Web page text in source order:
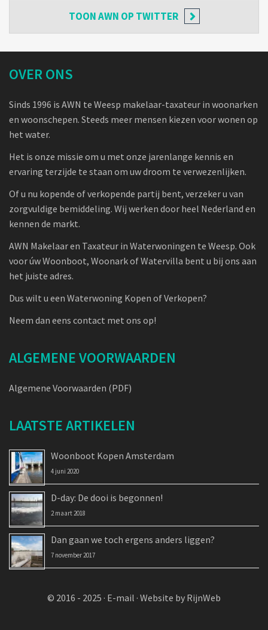
TOONAWN OP TWITTER
OVER ONS
Sinds 1996 is AWN te Weesp makelaar-taxateur in woonarken
en woonschepen. Steeds meer mensen kiezen voor wonen op
het water.
Het is onze missie om u met onze jarenlange kennis en
ervaring terzijde te staan om uw droom te verwezenlijken.
Of u nu kopende of verkopende partij bent, verzeker u van
zorgvuldige bemiddeling. Wij werken door heel Nederland en
kennen de markt.
AWN Makelaar en Taxateur in Waterwoningen te Weesp. Ook
voor úw Woonboot, Woonark of Watervilla bent u bij ons aan
het juiste adres.
Dus wilt u een Waterwoning Kopen of Verkopen?
Neem dan eens contact met ons op!
ALGEMENE VOORWAARDEN
Algemene Voorwaarden (PDF)
LAATSTE ARTIKELEN
Woonboot Kopen Amsterdam
4 juni 2020
D-day: De dooi is begonnen!
2 maart 2018
Dan gaan we toch ergens anders liggen?
7 november 2017
© 2016 - 2025 · E-mail · Website by RijnWeb